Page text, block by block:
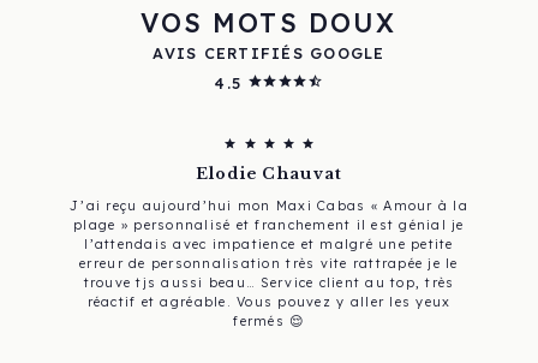
VOS MOTS DOUX
AVIS CERTIFIÉS GOOGLE
4.5 starstarstarstarstar_half
star star star star star
Elodie Chauvat
J’ai reçu aujourd’hui mon Maxi Cabas « Amour à la
plage » personnalisé et franchement il est génial je
l’attendais avec impatience et malgré une petite
erreur de personnalisation très vite rattrapée je le
trouve tjs aussi beau… Service client au top, très
réactif et agréable. Vous pouvez y aller les yeux
fermés 😌